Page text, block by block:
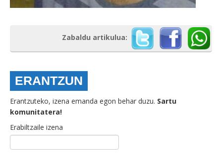
Zabaldu artikulua:
ERANTZUN
Erantzuteko, izena emanda egon behar duzu. Sartu
komunitatera!
Erabiltzaile izena